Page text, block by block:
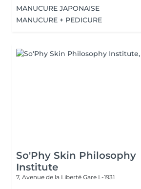
MANUCURE JAPONAISE
MANUCURE + PEDICURE
So'Phy Skin Philosophy
Institute
7, Avenue de la Liberté Gare L-1931